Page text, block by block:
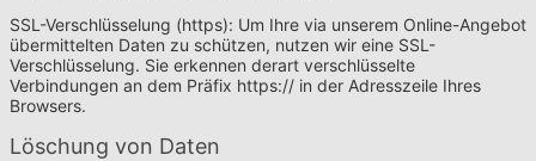
SSL-Verschlüsselung (https): Um Ihre via unserem Online-Angebot
übermittelten Daten zu schützen, nutzen wir eine SSL-
Verschlüsselung. Sie erkennen derart verschlüsselte
Verbindungen an dem Präfix https:// in der Adresszeile Ihres
Browsers.
Löschung von Daten